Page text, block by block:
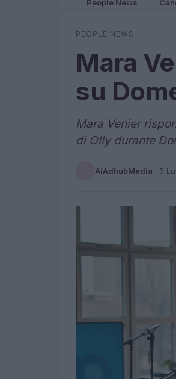
People News
PEOPLE NEWS
Mara
su
Mara Venier
di Olly durante
AiAdhubMedia · 5